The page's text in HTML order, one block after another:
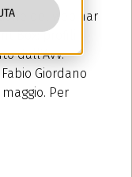
del webinar
Box: profili
dall'Avv.
Giordano
Per